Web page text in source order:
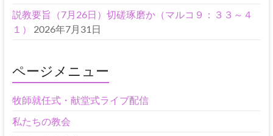
説教要旨（7月26日）切磋琢磨か（マルコ９：３３～４
１）
2026年7月31日
ページメニュー
牧師就任式・献堂式ライブ配信
私たちの教会